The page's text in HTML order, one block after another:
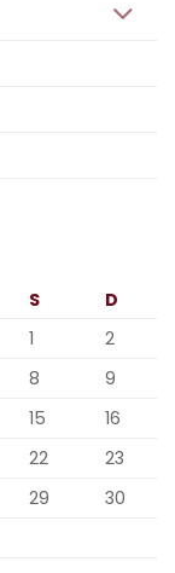
S
D
1
2
8
9
15
16
22
23
29
30